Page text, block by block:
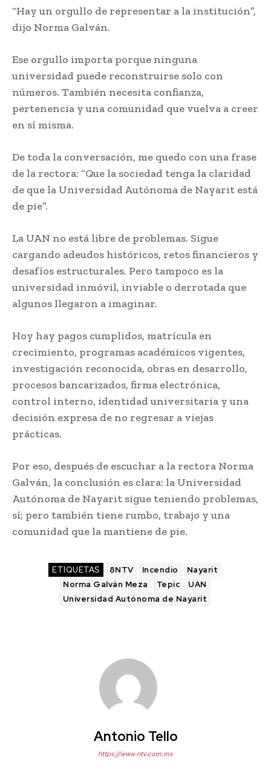
“Hay un orgullo de representar a la institución”,
dijo Norma Galván.
Ese orgullo importa porque ninguna
universidad puede reconstruirse solo con
números. También necesita confianza,
pertenencia y una comunidad que vuelva a creer
en sí misma.
De toda la conversación, me quedo con una frase
de la rectora: “Que la sociedad tenga la claridad
de que la Universidad Autónoma de Nayarit está
de pie”.
La UAN no está libre de problemas. Sigue
cargando adeudos históricos, retos financieros y
desafíos estructurales. Pero tampoco es la
universidad inmóvil, inviable o derrotada que
algunos llegaron a imaginar.
Hoy hay pagos cumplidos, matrícula en
crecimiento, programas académicos vigentes,
investigación reconocida, obras en desarrollo,
procesos bancarizados, firma electrónica,
control interno, identidad universitaria y una
decisión expresa de no regresar a viejas
prácticas.
Por eso, después de escuchar a la rectora Norma
Galván, la conclusión es clara: la Universidad
Autónoma de Nayarit sigue teniendo problemas,
sí; pero también tiene rumbo, trabajo y una
comunidad que la mantiene de pie.
ETIQUETAS 8NTV Incendio
Nayarit
Norma Galván Meza
Tepic
UAN
Universidad Autónoma de Nayarit
Antonio Tello
https://www.ntv.com.mx